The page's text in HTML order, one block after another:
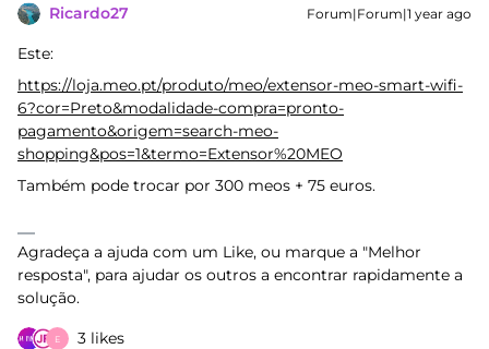
Ricardo27 Forum|Forum|1 year ago
Este:
https://loja.meo.pt/produto/meo/extensor-meo-smart-wifi-
6?cor=Preto&modalidade-compra=pronto-
pagamento&origem=search-meo-
shopping&pos=1&termo=Extensor%20MEO
Também pode trocar por 300 meos + 75 euros.
Agradeça a ajuda com um Like, ou marque a "Melhor
resposta", para ajudar os outros a encontrar rapidamente a
solução.
E 3 likes